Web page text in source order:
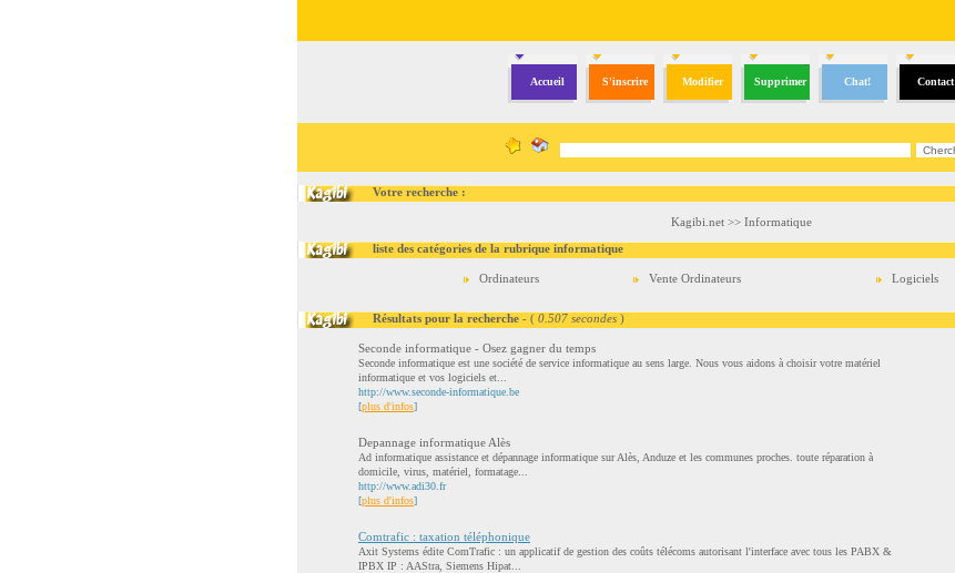
Accueil S'inscrire Modifier Supprimer Chat! Contact
Votre recherche :
Kagibi.net>> Informatique
liste des catégories de la rubrique informatique
Ordinateurs Vente Ordinateurs Logiciels
Résultats pour la recherche - ( 0.507 secondes )
Seconde informatique - Osez gagner du temps
Seconde informatique est une société de service informatique au sens large. Nous vous aidons à choisir votre matériel
informatique et vos logiciels et...
http://www.seconde-informatique.be
[plus d'infos]
Depannage informatique Alès
Ad informatique assistance et dépannage informatique sur Alès, Anduze et les communes proches. toute réparation à
domicile, virus, matériel, formatage...
http://www.adi30.fr
[plus d'infos]
Comtrafic : taxation téléphonique
Axit Systems édite ComTrafic : un applicatif de gestion des coûts télécoms autorisant l'interface avec tous les PABX &
IPBX IP : AAStra, Siemens Hipat...